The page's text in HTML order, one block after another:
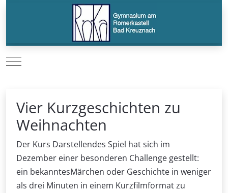
Mobile Menu Toggle
Vier Kurzgeschichten zu
Weihnachten
Der Kurs Darstellendes Spiel hat sich im
Dezember einer besonderen Challenge gestellt:
ein bekanntesMärchen oder Geschichte in weniger
als drei Minuten in einem Kurzfilmformat zu